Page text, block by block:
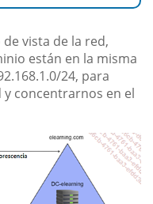
vista de la red,
están en la misma
24, para
concentrarnos en el